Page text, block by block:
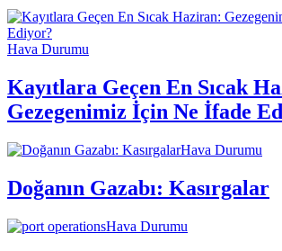
Hava Durumu
Kayıtlara Geçen En Sıcak
Gezegenimiz İçin Ne İfade
Hava Durumu
Doğanın Gazabı: Kasırgalar
Hava Durumu